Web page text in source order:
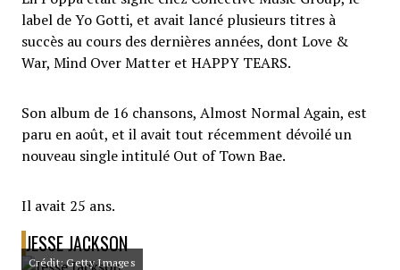
label de Yo Gotti, et avait lancé plusieurs titres à
succès au cours des dernières années, dont Love &
War, Mind Over Matter et HAPPY TEARS.
Son album de 16 chansons, Almost Normal Again, est
paru en août, et il avait tout récemment dévoilé un
nouveau single intitulé Out of Town Bae.
Il avait 25 ans.
JESSE JACKSON
Crédit: Getty Images